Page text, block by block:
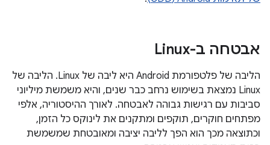
אבטחה ב-Linux
הליבה של פלטפורמת Android היא ליבה של Linux. הליבה של
Linux נמצאת בשימוש נרחב כבר שנים, והיא משמשת מיליוני
סביבות עם רגישות גבוהה לאבטחה. לאורך ההיסטוריה, אלפי
מפתחים חוקרים, תוקפים ומתקנים את לינוקס כל הזמן,
וכתוצאה מכך הוא הפך לליבה יציבה ומאובטחת שמשמשת